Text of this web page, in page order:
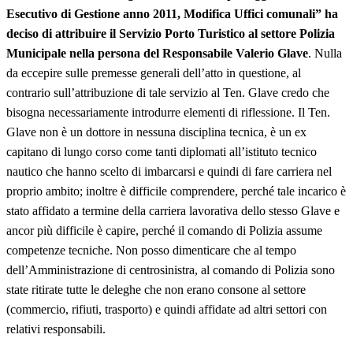
Esecutivo di Gestione anno 2011, Modifica Uffici comunali” ha
deciso di attribuire il Servizio Porto Turistico al settore Polizia
Municipale nella persona del Responsabile Valerio Glave. Nulla
da eccepire sulle premesse generali dell’atto in questione, al
contrario sull’attribuzione di tale servizio al Ten. Glave credo che
bisogna necessariamente introdurre elementi di riflessione. Il Ten.
Glave non è un dottore in nessuna disciplina tecnica, è un ex
capitano di lungo corso come tanti diplomati all’istituto tecnico
nautico che hanno scelto di imbarcarsi e quindi di fare carriera nel
proprio ambito; inoltre è difficile comprendere, perché tale incarico è
stato affidato a termine della carriera lavorativa dello stesso Glave e
ancor più difficile è capire, perché il comando di Polizia assume
competenze tecniche. Non posso dimenticare che al tempo
dell’Amministrazione di centrosinistra, al comando di Polizia sono
state ritirate tutte le deleghe che non erano consone al settore
(commercio, rifiuti, trasporto) e quindi affidate ad altri settori con
relativi responsabili.